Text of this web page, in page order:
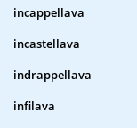
incappellava
incastellava
indrappellava
infilava